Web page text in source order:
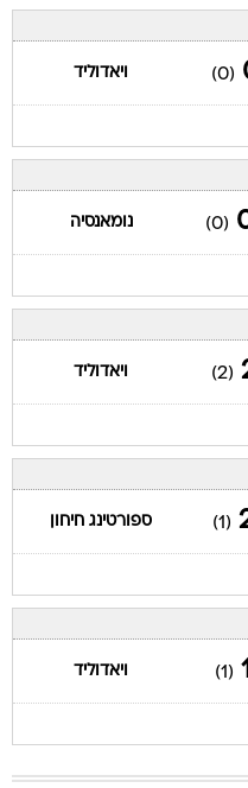
(0) ויאדוליד
(0) נומאנסיה
(2) ויאדוליד
(1) ספורטינג חיחון
(1) ויאדוליד